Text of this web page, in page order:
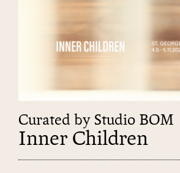
Curated by Studio BOM
Inner Children